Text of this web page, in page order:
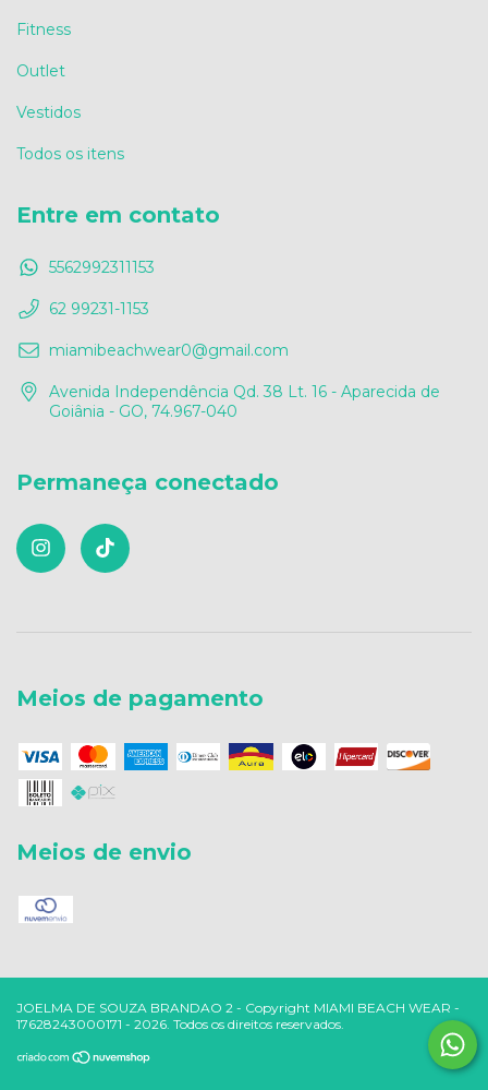
Fitness
Outlet
Vestidos
Todos os itens
Entre em contato
5562992311153
62 99231-1153
miamibeachwear0@gmail.com
Avenida Independência Qd. 38 Lt. 16 - Aparecida de
Goiânia - GO, 74.967-040
Permaneça conectado
Meios de pagamento
Meios de envio
Copyright MIAMI BEACH WEAR -
17628243000171 - 2026. Todos os direitos reservados.